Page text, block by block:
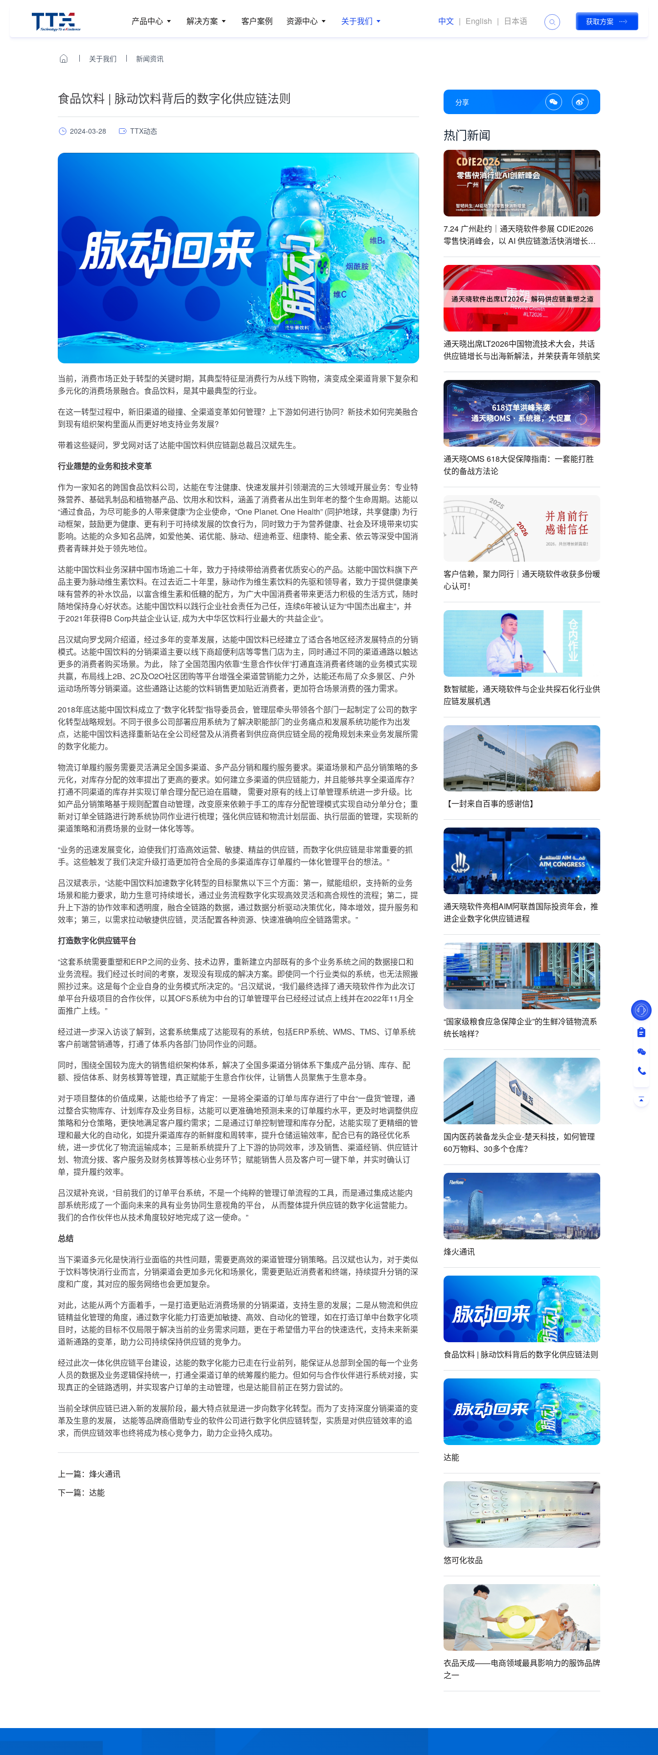
产品中心 解决方案 客户案例 资源中心 关于我们 中文 | English | 日本语 获取方案
关于我们 新闻资讯
食品饮料 | 脉动饮料背后的数字化供应链法则
2024-03-28 TTX动态
当前，消费市场正处于转型的关键时期，其典型特征是消费行为从线下购物，演变成全渠道背景下复杂和
多元化的消费场景融合。食品饮料，是其中最典型的行业。
在这一转型过程中，新旧渠道的碰撞、全渠道变革如何管理？上下游如何进行协同？新技术如何完美融合
到现有组织架构里面从而更好地支持业务发展?
带着这些疑问，罗戈网对话了达能中国饮料供应链副总裁吕汉斌先生。
行业翘楚的业务和技术变革
作为一家知名的跨国食品饮料公司，达能在专注健康、快速发展并引领潮流的三大领域开展业务：专业特
殊营养、基础乳制品和植物基产品、饮用水和饮料，涵盖了消费者从出生到年老的整个生命周期。达能以
“通过食品，为尽可能多的人带来健康”为企业使命，“One Planet. One Health” (同护地球，共享健康) 为行
动框架，鼓励更为健康、更有利于可持续发展的饮食行为，同时致力于为营养健康、社会及环境带来切实
影响。达能的众多知名品牌，如爱他美、诺优能、脉动、纽迪希亚、纽康特、能全素、依云等深受中国消
费者青睐并处于领先地位。
达能中国饮料业务深耕中国市场逾二十年，致力于持续带给消费者优质安心的产品。达能中国饮料旗下产
品主要为脉动维生素饮料。在过去近二十年里，脉动作为维生素饮料的先驱和领导者，致力于提供健康美
味有营养的补水饮品，以富含维生素和低糖的配方，为广大中国消费者带来更活力积极的生活方式，随时
随地保持身心好状态。达能中国饮料以践行企业社会责任为己任，连续6年被认证为“中国杰出雇主”，并
于2021年获得B Corp共益企业认证, 成为大中华区饮料行业最大的“共益企业”。
吕汉斌向罗戈网介绍道，经过多年的变革发展，达能中国饮料已经建立了适合各地区经济发展特点的分销
模式。达能中国饮料的分销渠道主要以线下商超便利店等零售门店为主，同时通过不同的渠道通路以触达
更多的消费者购买场景。为此， 除了全国范围内依靠“生意合作伙伴”打通直连消费者终端的业务模式实现
共赢，布局线上2B、2C及O2O社区团购等平台增强全渠道营销能力之外，达能还布局了众多景区、户外
运动场所等分销渠道。这些通路让达能的饮料销售更加贴近消费者，更加符合场景消费的强力需求。
2018年底达能中国饮料成立了“数字化转型”指导委员会，管理层牵头带领各个部门一起制定了公司的数字
化转型战略规划。不同于很多公司部署应用系统为了解决职能部门的业务痛点和发展系统功能作为出发
点，达能中国饮料选择重新站在全公司经营及从消费者到供应商供应链全局的视角规划未来业务发展所需
的数字化能力。
物流订单履约服务需要灵活满足全国多渠道、多产品分销和履约服务要求。渠道场景和产品分销策略的多
元化，对库存分配的效率提出了更高的要求。如何建立多渠道的供应链能力，并且能够共享全渠道库存？
打通不同渠道的库存并实现订单合理分配已迫在眉睫， 需要对原有的线上订单管理系统进一步升级。比
如产品分销策略基于规则配置自动管理，改变原来依赖于手工的库存分配管理模式实现自动分单分仓；重
新对订单全链路进行跨系统协同作业进行梳理；强化供应链和物流计划层面、执行层面的管理，实现新的
渠道策略和消费场景的业财一体化等等。
“业务的迅速发展变化，迫使我们打造高效运营、敏捷、精益的供应链，而数字化供应链是非常重要的抓
手。这些触发了我们决定升级打造更加符合全局的多渠道库存订单履约一体化管理平台的想法。”
吕汉斌表示，“达能中国饮料加速数字化转型的目标聚焦以下三个方面： 第一，赋能组织，支持新的业务
场景和能力要求，助力生意可持续增长，通过业务流程数字化实现高效灵活和高合规性的流程；第二，提
升上下游的协作效率和透明度，融合全链路的数据，通过数据分析驱动决策优化，降本增效，提升服务和
效率；第三，以需求拉动敏捷供应链，灵活配置各种资源、快速准确响应全链路需求。”
打造数字化供应链平台
“这套系统需要重塑和ERP之间的业务、技术边界，重新建立内部既有的多个业务系统之间的数据接口和
业务流程。我们经过长时间的考察，发现没有现成的解决方案。即使同一个行业类似的系统，也无法照搬
照抄过来。这是每个企业自身的业务模式所决定的。”吕汉斌说，“我们最终选择了通天晓软件作为此次订
单平台升级项目的合作伙伴，以其OFS系统为中台的订单管理平台已经经过试点上线并在2022年11月全
面推广上线。”
经过进一步深入访谈了解到，这套系统集成了达能现有的系统，包括ERP系统、WMS、TMS、订单系统
客户前端营销通等，打通了体系内各部门协同作业的问题。
同时，围绕全国较为庞大的销售组织架构体系，解决了全国多渠道分销体系下集成产品分销、库存、配
额、授信体系、财务核算等管理，真正赋能于生意合作伙伴，让销售人员聚焦于生意本身。
对于项目整体的价值成果，达能也给予了肯定：一是将全渠道的订单与库存进行了中台“一盘货”管理，通
过整合实物库存、计划库存及业务目标，达能可以更准确地预测未来的订单履约水平，更及时地调整供应
策略和分仓策略，更快地满足客户履约需求；二是通过订单控制管理和库存分配，达能实现了更精细的管
理和最大化的自动化，如提升渠道库存的新鲜度和周转率，提升仓储运输效率，配合已有的路径优化系
统，进一步优化了物流运输成本；三是新系统提升了上下游的协同效率，涉及销售、渠道经销、供应链计
划、物流分拨、客户服务及财务核算等核心业务环节；赋能销售人员及客户可一键下单，并实时确认订
单，提升履约效率。
吕汉斌补充说，“目前我们的订单平台系统，不是一个纯粹的管理订单流程的工具，而是通过集成达能内
部系统形成了一个面向未来的具有业务协同生意视角的平台， 从而整体提升供应链的数字化运营能力。
我们的合作伙伴也从技术角度较好地完成了这一使命。”
总结
当下渠道多元化是快消行业面临的共性问题，需要更高效的渠道管理分销策略。吕汉斌也认为，对于类似
于饮料等快消行业而言，分销渠道会更加多元化和场景化，需要更贴近消费者和终端，持续提升分销的深
度和广度，其对应的服务网络也会更加复杂。
对此，达能从两个方面着手，一是打造更贴近消费场景的分销渠道，支持生意的发展；二是从物流和供应
链精益化管理的角度，通过数字化能力打造更加敏捷、高效、自动化的管理，如在打造订单中台数字化项
目时，达能的目标不仅局限于解决当前的业务需求问题，更在于希望借力平台的快速迭代，支持未来新渠
道新通路的变革，助力公司持续保持供应链的竞争力。
经过此次一体化供应链平台建设，达能的数字化能力已走在行业前列，能保证从总部到全国的每一个业务
人员的数据及业务逻辑保持统一，打通全渠道订单的统筹履约能力。但如何与合作伙伴进行系统对接，实
现真正的全链路透明，并实现客户订单的主动管理，也是达能目前正在努力尝试的。
当前全球供应链已进入新的发展阶段， 最大特点就是进一步向数字化转型。而为了支持深度分销渠道的变
革及生意的发展， 达能等品牌商借助专业的软件公司进行数字化供应链转型，实质是对供应链效率的追
求，而供应链效率也终将成为核心竞争力，助力企业持久成功。
上一篇：烽火通讯
下一篇：达能
分享
热门新闻
7.24 广州赴约｜通天晓软件参展 CDIE2026
零售快消峰会，以 AI 供应链激活快消增长势
通天晓出席LT2026中国物流技术大会，共话
供应链增长与出海新解法，并荣获青年领航奖
通天晓OMS 618大促保障指南：一套能打胜
仗的备战方法论
客户信赖，聚力同行｜通天晓软件收获多份暖
心认可！
数智赋能，通天晓软件与企业共探石化行业供
应链发展机遇
【一封来自百事的感谢信】
通天晓软件亮相AIM阿联酋国际投资年会，推
进企业数字化供应链进程
“国家级粮食应急保障企业”的生鲜冷链物流系
统长啥样？
国内医药装备龙头企业-楚天科技，如何管理
60万物料、30多个仓库？
烽火通讯
食品饮料 | 脉动饮料背后的数字化供应链法则
达能
悠可化妆品
衣品天成——电商领域最具影响力的服饰品牌
之一